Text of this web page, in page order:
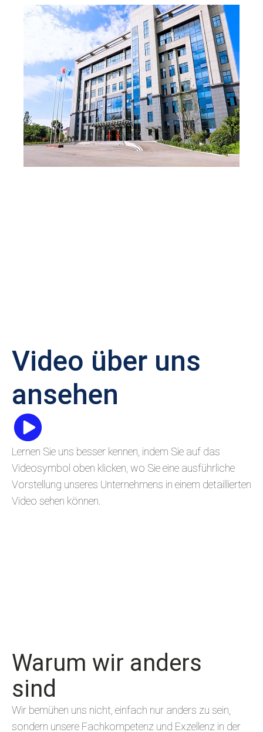
Video über uns
ansehen
Lernen Sie uns besser kennen, indem Sie auf das
Videosymbol oben klicken, wo Sie eine ausführliche
Vorstellung unseres Unternehmens in einem detaillierten
Video sehen können.
Warum wir anders
sind
Wir bemühen uns nicht, einfach nur anders zu sein,
sondern unsere Fachkompetenz und Exzellenz in der